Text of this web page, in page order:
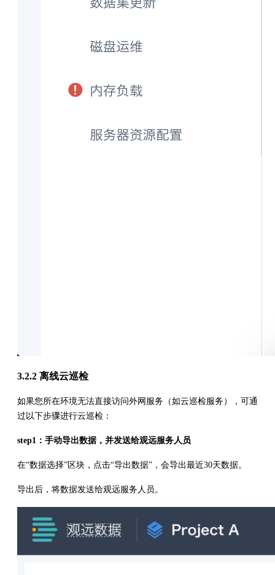
3.2.2 离线云巡检
如果您所在环境无法直接访问外网服务（如云巡检服务），可通
过以下步骤进行云巡检：
step1：手动导出数据，并发送给观远服务人员
在“数据选择”区块，点击“导出数据”，会导出最近30天数据。
导出后，将数据发送给观远服务人员。